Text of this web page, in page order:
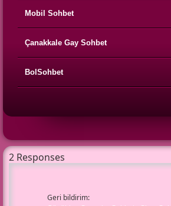
Mobil Sohbet
Çanakkale Gay Sohbet
BolSohbet
2 Responses
Geri bildirim: